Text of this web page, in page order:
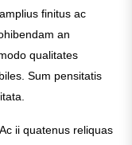
finitus ac
an
qualitates
Sum pensitatis
ii quatenus reliquas